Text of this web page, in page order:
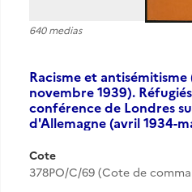
640 medias
Racisme et
novembre 1939).
conférence de Londres
d'Allemagne (avril 1934-
Cote
378PO/C/69 (Cote de